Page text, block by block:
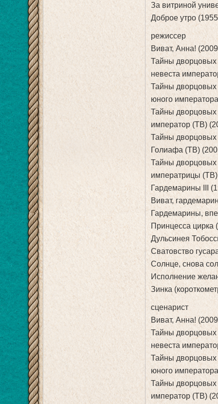
За витриной
Доброе утро
режиссер
Виват, Анна!
Тайны дворцовых
невеста
Тайны дворцовых
юного
Тайны дворцовых
император (ТВ)
Тайны дворцовых
Голиафа (ТВ)
Тайны дворцовых
императрицы
Гардемарины III
Виват,
Гардемарины,
Принцесса цирка
Дульсинея
Сватовство
Солнце, снова
Исполнение
Зинка
сценарист
Виват, Анна!
Тайны дворцовых
невеста
Тайны дворцовых
юного
Тайны дворцовых
император (ТВ)